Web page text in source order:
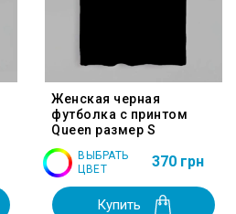
Женская черная
футболка с принтом
Queen размер S
ВЫБРАТЬ
ЦВЕТ
370 грн
Купить